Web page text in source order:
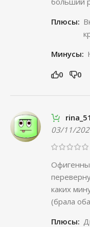
Плюсы:
Минусы:
0 0
03/11/
каких
(брала
Плюсы: